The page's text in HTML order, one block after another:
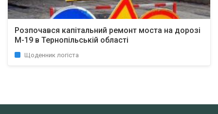
Розпочався капітальний ремонт моста на дорозі
М-19 в Тернопільській області
Щоденник логіста